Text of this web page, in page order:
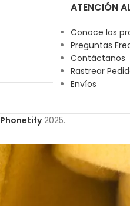
ATENCIÓN
Conoce los
Preguntas
Contáctanos
Rastrear
Envíos
Phonetify2025.